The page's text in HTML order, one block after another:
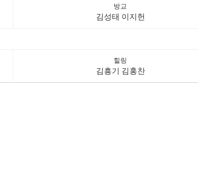
방교
김성태 이지헌
힐링
김흥기 김홍찬